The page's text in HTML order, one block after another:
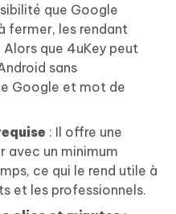
que Google
fermer, les rendant
que 4uKey peut
sans
Google et mot de
: Il offre une
avec un minimum
ce qui le rend utile à
et les professionnels.